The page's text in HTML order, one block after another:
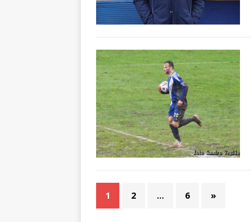
1 2 … 6 »